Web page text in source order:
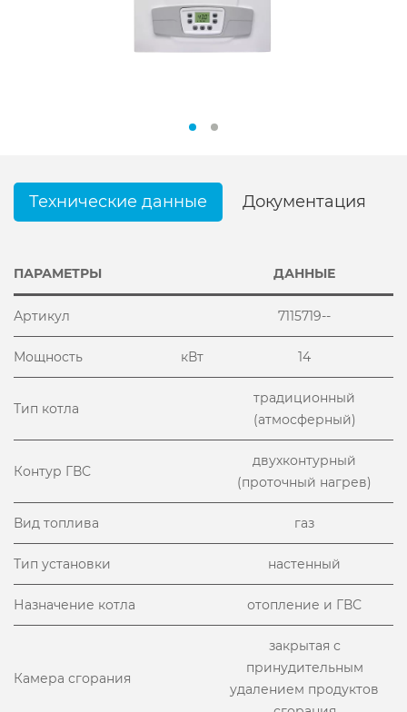
Технические данные Документация
ПАРАМЕТРЫ ДАННЫЕ
Артикул 7115719--
Мощность кВт 14
Тип котла
традиционный
(атмосферный)
Контур ГВС
двухконтурный
(проточный нагрев)
Вид топлива газ
Тип установки настенный
Назначение котла отопление и ГВС
Камера сгорания
закрытая с
принудительным
удалением продуктов